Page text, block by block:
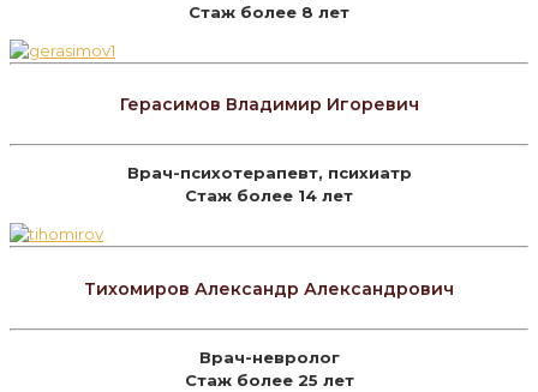
Стаж более 8 лет
Герасимов Владимир Игоревич
Врач-психотерапевт, психиатр
Стаж более 14 лет
Тихомиров Александр Александрович
Врач-невролог
Стаж более 25 лет